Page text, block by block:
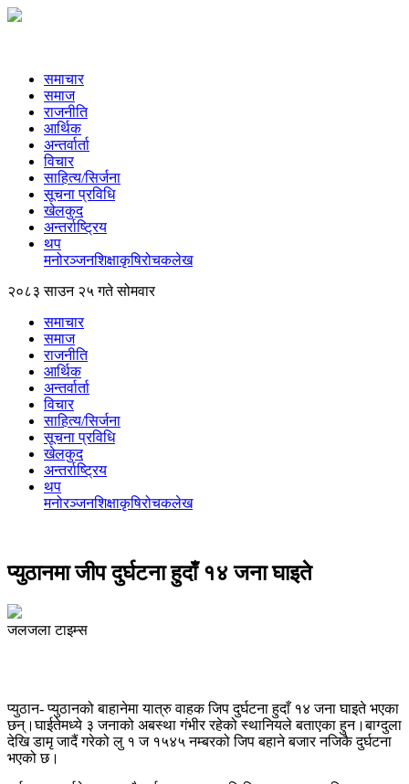
समाचार
समाज
राजनीति
आर्थिक
अन्तर्वार्ता
विचार
साहित्य/सिर्जना
सूचना प्रविधि
खेलकुद
अन्तर्राष्ट्रिय
थप
मनोरञ्‍जनशिक्षाकृषिरोचकलेख
२०८३ साउन २५ गते सोमवार
समाचार
समाज
राजनीति
आर्थिक
अन्तर्वार्ता
विचार
साहित्य/सिर्जना
सूचना प्रविधि
खेलकुद
अन्तर्राष्ट्रिय
थप
मनोरञ्‍जनशिक्षाकृषिरोचकलेख
प्युठानमा जीप दुर्घटना हुदाँ १४ जना घाइते
जलजला टाइम्स
प्युठान- प्युठानको बाहानेमा यात्रु वाहक जिप दुर्घटना हुदाँ १४ जना घाइते भएका
छन्।घाईतेमध्ये ३ जनाको अबस्था गंभीर रहेको स्थानियले बताएका हुन।बाग्दुला
देखि डामृ जादैं गरेको लु १ ज १५४५ नम्बरको जिप बहाने बजार नजिकै दुर्घटना
भएको छ।